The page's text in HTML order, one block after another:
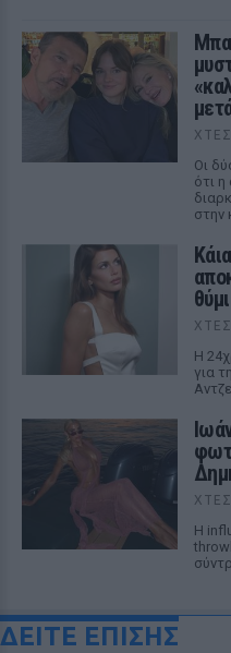
ΧΤΕΣ
Οι
ότι
στην
ΧΤΕΣ
Η
για
ΧΤΕΣ
Η
ΔΕΙΤΕ ΕΠΙΣΗΣ